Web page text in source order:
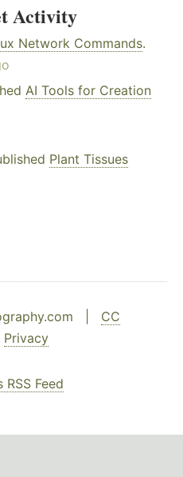
Activity
Network Commands.
AI Tools for Creation
Plant Tissues
| CC
Privacy
Feed